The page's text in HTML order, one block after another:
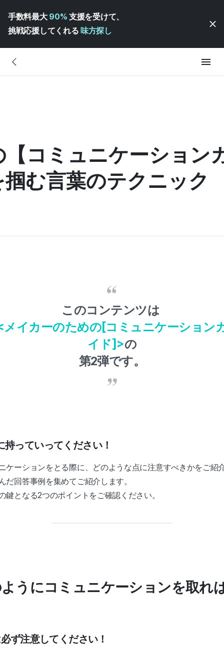
手数料最大 90% 支援を受けて、
挑戦応援してくれる 味方探し
コミュニケーション
む言葉のテクニック
このコンテンツは
メイカーのための[コミュニケーション
イド]>の
第2弾です。
っていってください！
ケーションをとる際に、どのような点に注意すべきかをご紹
だ回答事例を集めてご紹介します。
鍵となる2つのポイントをご確認ください。
うにコミュニケーションを取れ
ず注意してください！